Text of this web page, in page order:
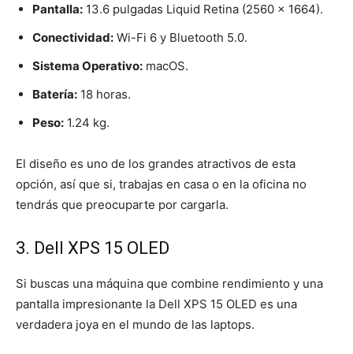
Pantalla: 13.6 pulgadas Liquid Retina (2560 x 1664).
Conectividad: Wi-Fi 6 y Bluetooth 5.0.
Sistema Operativo: macOS.
Batería: 18 horas.
Peso: 1.24 kg.
El diseño es uno de los grandes atractivos de esta
opción, así que si, trabajas en casa o en la oficina no
tendrás que preocuparte por cargarla.
3. Dell XPS 15 OLED
Si buscas una máquina que combine rendimiento y una
pantalla impresionante la Dell XPS 15 OLED es una
verdadera joya en el mundo de las laptops.